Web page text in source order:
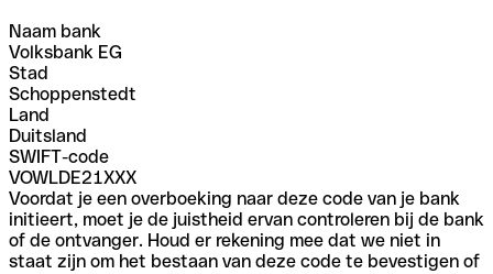
Naam bank
Volksbank EG
Stad
Schoppenstedt
Land
Duitsland
SWIFT-code
VOWLDE21XXX
Voordat je een overboeking naar deze code van je bank
initieert, moet je de juistheid ervan controleren bij de bank
of de ontvanger. Houd er rekening mee dat we niet in
staat zijn om het bestaan van deze code te bevestigen of